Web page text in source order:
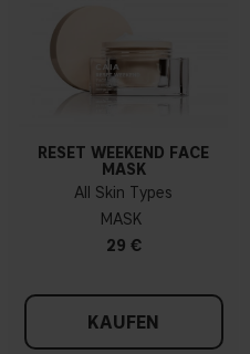
RESET WEEKEND FACE
MASK
All Skin Types
MASK
29 €
KAUFEN